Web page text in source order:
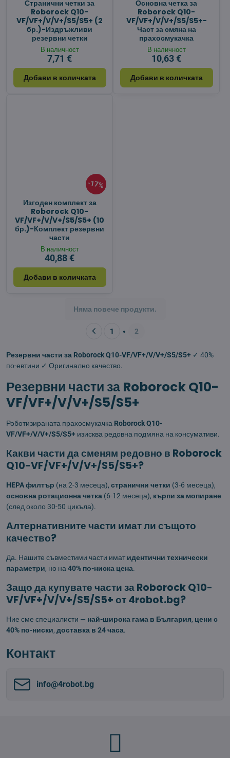
Странични четки за
Roborock Q10-
VF/VF+/V/V+/S5/S5+ (2
бр.)-Издръжливи
резервни четки
В наличност
7,71 €
Добави в количката
Основна четка за
Roborock Q10-
VF/VF+/V/V+/S5/S5+-
Част за смяна на
прахосмукачка
В наличност
10,63 €
Добави в количката
17%
Изгоден комплект за
Roborock Q10-
VF/VF+/V/V+/S5/S5+ (10
бр.)-Комплект резервни
части
В наличност
40,88 €
Добави в количката
Няма повече продукти.
1 2
Резервни части за Roborock Q10-VF/VF+/V/V+/S5/S5+ ✓ 40%
по-евтини ✓ Оригинално качество.
Резервни части за Roborock Q10-
VF/VF+/V/V+/S5/S5+
Роботизираната прахосмукачка Roborock Q10-
VF/VF+/V/V+/S5/S5+ изисква редовна подмяна на консумативи.
Какви части да сменям редовно в Roborock
Q10-VF/VF+/V/V+/S5/S5+?
HEPA филтър (на 2-3 месеца), странични четки (3-6 месеца),
основна ротационна четка (6-12 месеца), кърпи за мопиране
(след около 30-50 цикъла).
Алтернативните части имат ли същото
качество?
Да. Нашите съвместими части имат идентични технически
параметри, но на40% по-ниска цена.
Защо да купувате части за Roborock Q10-
VF/VF+/V/V+/S5/S5+ от 4robot.bg?
Ние сме специалисти — най-широка гама в България, цени с
40% по-ниски, доставка в 24 часа.
Контакт
info​@4robot​.bg